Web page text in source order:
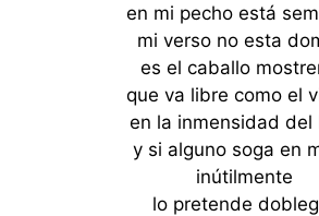
en mi pecho está
mi verso no esta
es el caballo
que va libre como el
en la inmensidad del
y si alguno soga en
inútilmente
lo pretende